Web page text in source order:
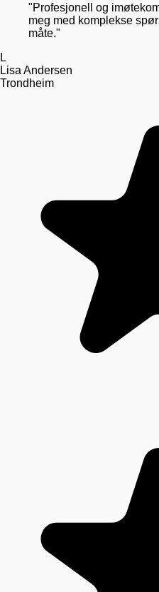
"Profesjonell og
meg med komplekse
måte."
L
Lisa Andersen
Trondheim